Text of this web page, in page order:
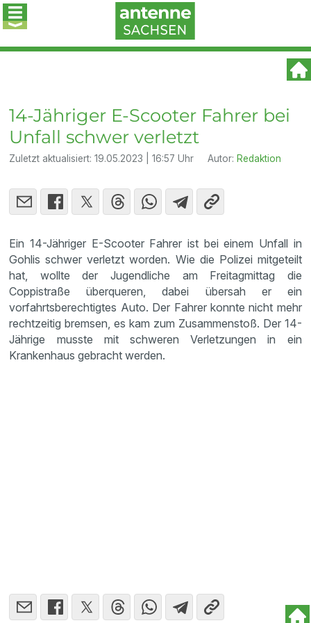
14-Jähriger E-Scooter Fahrer bei
Unfall schwer verletzt
Zuletzt aktualisiert:19.05.2023 | 16:57 Uhr Autor: Redaktion
Ein 14-Jähriger E-Scooter Fahrer ist bei einem Unfall in
Gohlis schwer verletzt worden. Wie die Polizei mitgeteilt
hat, wollte der Jugendliche am Freitagmittag die
Coppistraße überqueren, dabei übersah er ein
vorfahrtsberechtigtes Auto. Der Fahrer konnte nicht mehr
rechtzeitig bremsen, es kam zum Zusammenstoß. Der 14-
Jährige musste mit schweren Verletzungen in ein
Krankenhaus gebracht werden.